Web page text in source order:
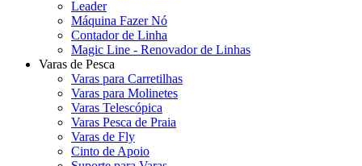
Leader
Máquina Fazer Nó
Contador de Linha
Magic Line - Renovador de Linhas
Varas de Pesca
Varas para Carretilhas
Varas para Molinetes
Varas Telescópica
Varas Pesca de Praia
Varas de Fly
Cinto de Apoio